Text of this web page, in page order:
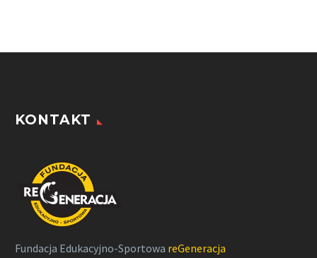
KONTAKT
Fundacja Edukacyjno-Sportowa reGeneracja